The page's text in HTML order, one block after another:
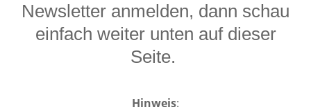
Newsletter anmelden, dann schau
ein­fach weiter unten auf dieser
Seite.
Hin­weis: